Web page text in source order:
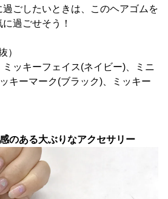
ごしたいときは、このヘアゴムを
過ごせそう！
）
ッキーフェイス(ネイビー)、ミニ
キーマーク(ブラック)、ミッキー
のある大ぶりなアクセサリー